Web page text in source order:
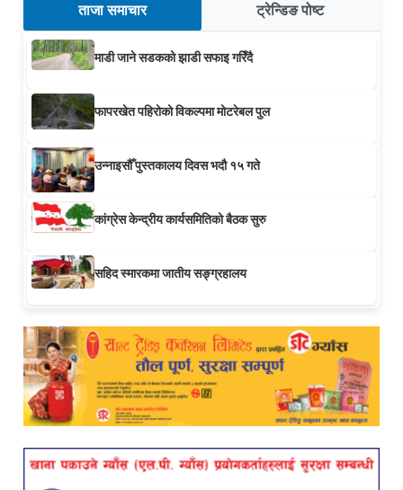
ताजा समाचार ट्रेन्डिङ पोष्ट
माडी जाने सडकको झाडी सफाइ गरिँदै
फापरखेत पहिरोको विकल्पमा मोटरेबल पुल
उन्नाइसौँ पुस्तकालय दिवस भदौ १५ गते
कांग्रेस केन्द्रीय कार्यसमितिको बैठक सुरु
सहिद स्मारकमा जातीय सङ्ग्रहालय